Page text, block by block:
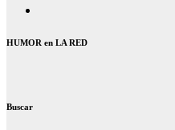
HUMOR en LA RED
Buscar